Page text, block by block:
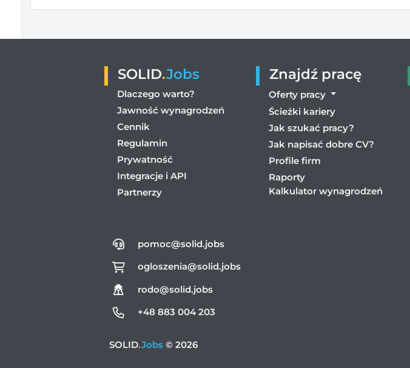
pomoc@solid.jobs
ogloszenia@solid.jobs
rodo@solid.jobs
+48 883 004 203
SOLID.Jobs © 2026
SOLID.Jobs
Dlaczego warto?
Jawność wynagrodzeń
Cennik
Regulamin
Prywatność
Integracje i API
Partnerzy
Znajdź pracę
Oferty pracy
Ścieżki kariery
Jak szukać pracy?
Jak napisać dobre CV?
Profile firm
Raporty
Kalkulator wynagrodzeń